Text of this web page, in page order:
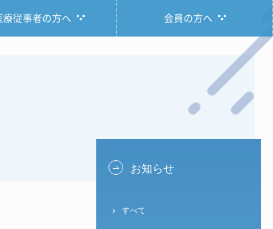
療従事者の方へ 会員の方へ
お知らせ
すべて